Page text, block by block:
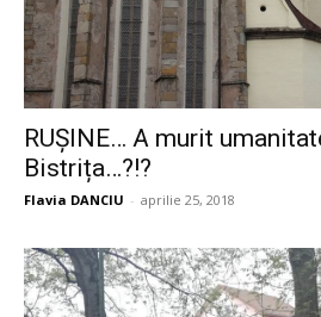
RUȘINE… A murit
Bistrița…?!?
Flavia DANCIU - aprilie 25, 2018